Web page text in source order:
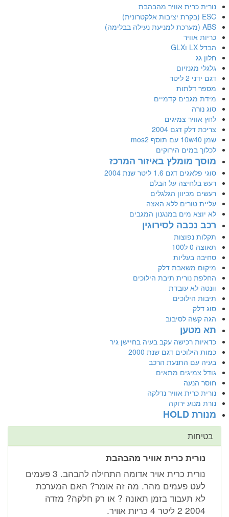
נורית כרית אוויר מהבהבת
ESC (בקרת יציבות אלקטרונית)
ABS (מערכת למניעת נעילה בבלימה)
כריות אוויר
הבדל LX וGLX
חלון גג
גלגלי מגנזיום
דגם ידני 2 ליטר
מספר דלתות
מידת מגבים קדמיים
סוג נורה
לחץ אוויר צמיגים
צריכת דלק דגם 2004
שמן 10w40 עם תוסף mos2
לכלוך במים הירוקים
מוסך מומלץ באיזור המרכז
סוגי פלאגים דגם 1.6 ליטר שנת 2004
רעש בלחיצה על הבלם
רעשים מכיוון הגלגלים
עליית טורים ללא האצה
לא יוצא מים במנגנון המגבים
רכב נכבה לסירוגין
תקלות נפוצות
תאוצה 0 ל100
סחיבה בעליות
מיקום משאבת דלק
החלפת נורית תיבת הילוכים
וונטה לא עובדת
תיבות הילוכים
סוג דלק
הגה קשה לסיבוב
תא מטען
כדאיות רכישה עקב בעיה בחיישן גיר
כמות הילוכים דגם שנת 2000
בעיה עם התנעת הרכב
גודל צמיגים מתאים
חוסר הנעה
נורית כרית אוויר נדלקה
נורת מנוע ירוקה
מנורת HOLD
בטיחות
נורית כרית אוויר מהבהבת
נורית כרית אויר אדומה התחילה להבהב. 3 פעמים
לעט פעמים מהר. מה זה אומר? האם המערכת
לא תעבוד בזמן תאונה ? או רק חלקה? מזדה
2004 2 ליטר 4 כריות אוויר.